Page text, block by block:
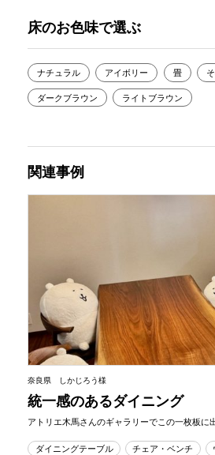
床のお色味で選ぶ
ナチュラル アイボリー 畳
ダークブラウン ライトブラウン
関連事例
奈良県 しかじろう様
統一感のあるダイニング
アトリエ木馬さんのギャラリーでこの一枚板に
ダイニングテーブル チェア・ベンチ